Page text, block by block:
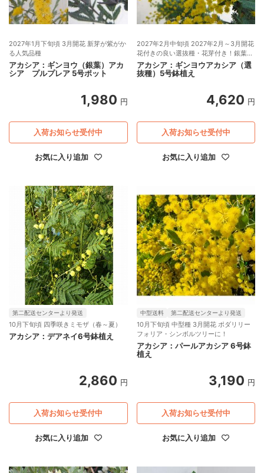
2027年1月下旬頃 3月開花 新芽が紫がか
る人気品種
アカシア：ギンヨウ（銀葉）アカ
シア プルプレア 5号ポット
1,980 円
お気に入り追加
入荷お知らせ受付中
2027年2月中旬頃 2027年2月～3月開花
花付きの良い選抜種・花芽付き！銀葉ア
カシア・ゴールデンミモザ 開花株
アカシア：ギンヨウアカシア（選
抜種）5号鉢植え
4,620 円
お気に入り追加
入荷お知らせ受付中
第二配送センターより発送
10月下旬頃 四季咲きミモザ（春～夏）
アカシア：デアネイ6号鉢植え
2,860 円
お気に入り追加
入荷お知らせ受付中
中型送料 第二配送センターより発送
10月下旬頃 中型種 3月開花 ポダリリー
フォリア・シンボルツリーに！
アカシア：パールアカシア 6号鉢
植え
3,190 円
お気に入り追加
入荷お知らせ受付中